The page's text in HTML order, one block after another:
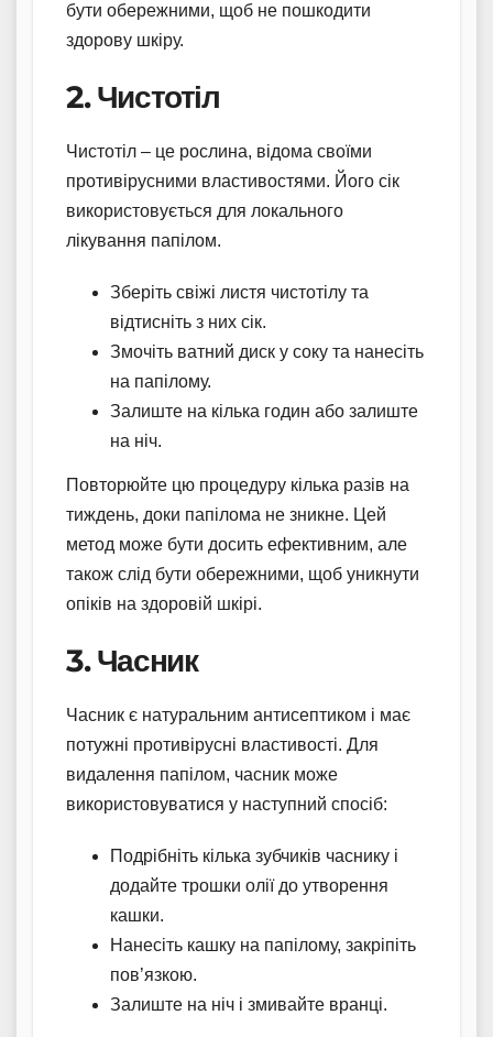
бути обережними, щоб не пошкодити
здорову шкіру.
2. Чистотіл
Чистотіл – це рослина, відома своїми
противірусними властивостями. Його сік
використовується для локального
лікування папілом.
Зберіть свіжі листя чистотілу та
відтисніть з них сік.
Змочіть ватний диск у соку та нанесіть
на папілому.
Залиште на кілька годин або залиште
на ніч.
Повторюйте цю процедуру кілька разів на
тиждень, доки папілома не зникне. Цей
метод може бути досить ефективним, але
також слід бути обережними, щоб уникнути
опіків на здоровій шкірі.
3. Часник
Часник є натуральним антисептиком і має
потужні противірусні властивості. Для
видалення папілом, часник може
використовуватися у наступний спосіб:
Подрібніть кілька зубчиків часнику і
додайте трошки олії до утворення
кашки.
Нанесіть кашку на папілому, закріпіть
пов’язкою.
Залиште на ніч і змивайте вранці.